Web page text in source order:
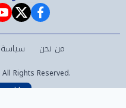
facebook
من نحن
Rights Reserved.
by